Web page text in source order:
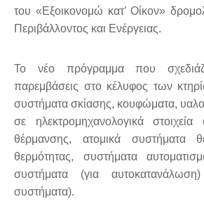
του «Εξοικονομώ κατ’ Οίκον»
Περιβάλλοντος και Ενέργειας.
Το νέο πρόγραμμα που
παρεμβάσεις στο κέλυφος των
συστήματα σκίασης, κουφώματα,
σε ηλεκτρομηχανολογικά στοιχεία
θέρμανσης, ατομικά συστήματα
θερμότητας, συστήματα
συστήματα (για
συστήματα).